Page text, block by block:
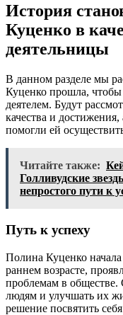
История
Куценко в
деятельницы
В данном разделе мы
Куценко прошла,
деятелем. Будут
качества и
помогли ей
Читайте также:
Голливудские
непростого пути к
Путь к успеху
Полина Куценко
раннем возрасте,
проблемам в обществе.
людям и улучшать их
решение посвятить